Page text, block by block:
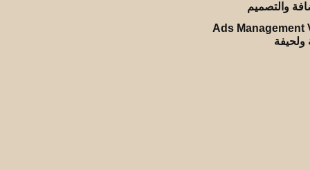
Ads Management
ولحيفة